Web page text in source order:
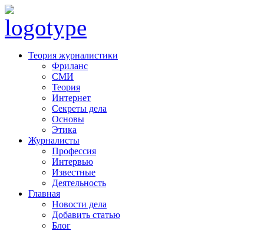
Теория журналистики
Фриланс
СМИ
Теория
Интернет
Секреты дела
Основы
Этика
Журналисты
Профессия
Интервью
Известные
Деятельность
Главная
Новости дела
Добавить статью
Блог